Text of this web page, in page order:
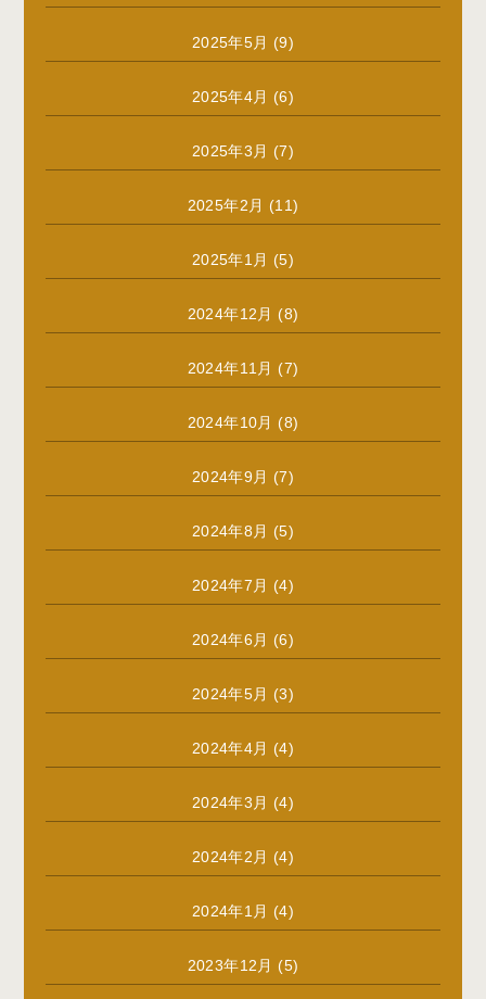
2025年5月 (9)
2025年4月 (6)
2025年3月 (7)
2025年2月 (11)
2025年1月 (5)
2024年12月 (8)
2024年11月 (7)
2024年10月 (8)
2024年9月 (7)
2024年8月 (5)
2024年7月 (4)
2024年6月 (6)
2024年5月 (3)
2024年4月 (4)
2024年3月 (4)
2024年2月 (4)
2024年1月 (4)
2023年12月 (5)